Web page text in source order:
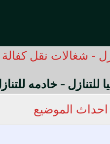
- شغالات نقل كفالة
للتنازل - خادمه
احداث الموضيع